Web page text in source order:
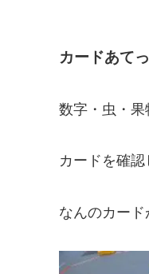
カードあて
数字・虫・果
カードを確認
なんのカード